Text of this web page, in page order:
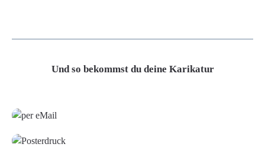
Und so bekommst du deine Karikatur